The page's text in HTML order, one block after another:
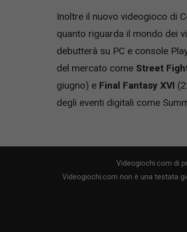
Inoltre il nuovo videogioco di
quanto riguarda il mondo dei
debutterà su PC e console
del mercato come Street
giugno) e Final Fantasy XVI
degli eventi digitali come
Videogiochi.com di
Videogiochi.com non è una testata